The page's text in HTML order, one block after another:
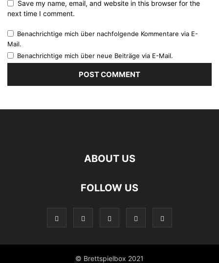
Save my name, email, and website in this browser for the
next time I comment.
Benachrichtige mich über nachfolgende Kommentare via E-
Mail.
Benachrichtige mich über neue Beiträge via E-Mail.
ABOUT US
FOLLOW US
© Brettspielbox 2021